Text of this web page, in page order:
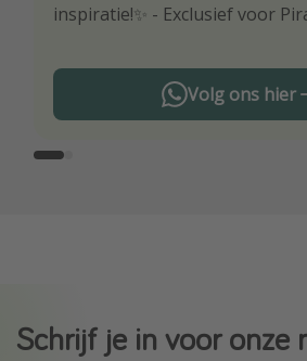
inspiratie!✨ - Exclusief voor
Volg ons hier
reisaanbiedingen
Schrijf je in voor onze